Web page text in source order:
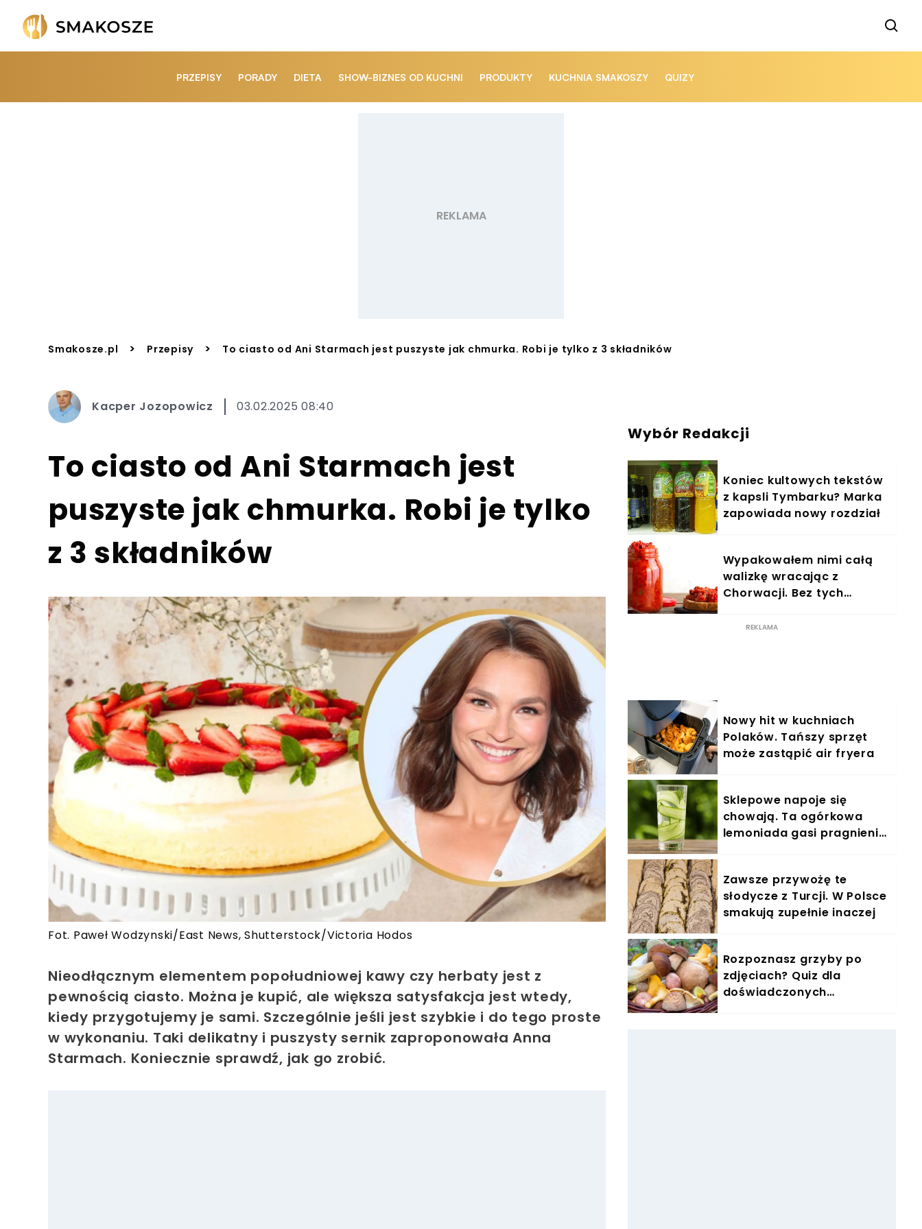
PRZEPISY PORADY DIETA SHOW-BIZNES OD KUCHNI PRODUKTY KUCHNIA SMAKOSZY QUIZY
Smakosze.pl > Przepisy > To ciasto od Ani Starmach jest puszyste jak chmurka. Robi je tylko z 3 składników
Kacper Jozopowicz 03.02.2025 08:40
To ciasto od Ani Starmach jest
puszyste jak chmurka. Robi je tylko
z 3 składników
Fot. Paweł Wodzynski/East News, Shutterstock/Victoria Hodos
Nieodłącznym elementem popołudniowej kawy czy herbaty jest z
pewnością ciasto. Można je kupić, ale większa satysfakcja jest wtedy,
kiedy przygotujemy je sami. Szczególnie jeśli jest szybkie i do tego proste
w wykonaniu. Taki delikatny i puszysty sernik zaproponowała Anna
Starmach. Koniecznie sprawdź, jak go zrobić.
Wybór Redakcji
Koniec kultowych tekstów
z kapsli Tymbarku? Marka
zapowiada nowy rozdział
Wypakowałem nimi całą
walizkę wracając z
Chorwacji. Bez tych
śniadania
Nowy hit w kuchniach
Polaków. Tańszy sprzęt
może zastąpić air fryera
Sklepowe napoje się
chowają. Ta ogórkowa
lemoniada gasi pragnienie
Zawsze przywożę te
słodycze z Turcji. W Polsce
smakują zupełnie inaczej
Rozpoznasz grzyby po
zdjęciach? Quiz dla
doświadczonych